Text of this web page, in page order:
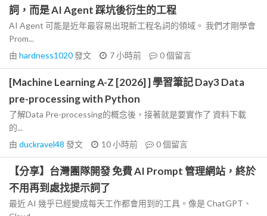
詞，而是 AI Agent 踩坑後衍生的工程
AI Agent 可能是近年最容易出現新工程名詞的領域。 我們才剛學會
Prom...
由 hardness1020發文 7 小時前 0個留言
[Machine Learning A-Z [2026] ] 學習筆記 Day3 Data
pre-processing with Python
了解Data Pre-processing的概念後，接著就是要實作了 資料下載
的...
由 duckravel48 發文 10 小時前 0個留言
【分享】台灣團隊開發 免費 AI Prompt 管理網站，終於
不用再到處找提示詞了
最近 AI 幾乎已經變成每天工作都會用到的工具。像是 ChatGPT、